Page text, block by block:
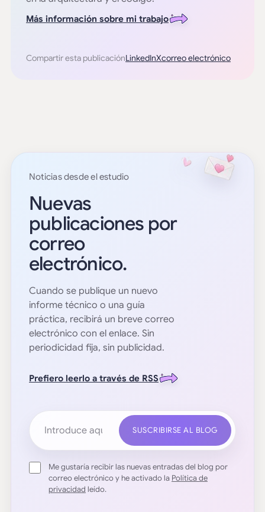
Más información sobre mi trabajo
Compartir esta publicaciónLinkedInXcorreo electrónico
Noticias desde el estudio
Nuevas
publicaciones por
correo
electrónico.
Cuando se publique un nuevo
informe técnico o una guía
práctica, recibirá un breve correo
electrónico con el enlace. Sin
periodicidad fija, sin publicidad.
Prefiero leerlo a través de RSS
Tu dirección de correo electrónico
SUSCRIBIRSE AL BLOG
Me gustaría recibir las nuevas entradas del blog por
correo electrónico y he activado la Política de
privacidad leído.